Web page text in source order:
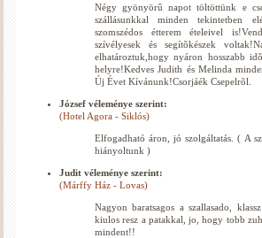
Négy gyönyörû napot töltöttünk e
szállásunkkal minden tekintetben
szomszédos étterem ételeivel
szívélyesek és segítõkészek
elhatároztuk,hogy nyáron hosszabb
helyre!Kedves Judith és Melinda
Új Évet Kívánunk!Csorjáék Csepelrõl.
József véleménye szerint:
(Hotel Agora - Siklós)
Elfogadható áron, jó szolgáltatás. ( A
hiányoltunk )
Judit véleménye szerint:
(Márffy Ház - Lovas)
Nagyon baratsagos a szallasado,
kiulos resz a patakkal, jo, hogy tobb
mindent!!